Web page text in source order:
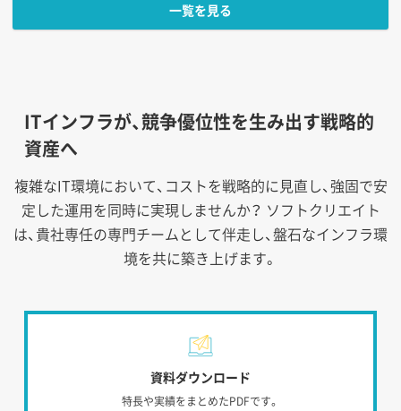
一覧を見る
ITインフラが、競争優位性を生み出す戦略的
資産へ
複雑なIT環境において、コストを戦略的に見直し、強固で安
定した運用を同時に実現しませんか？ ソフトクリエイト
は、貴社専任の専門チームとして伴走し、盤石なインフラ環
境を共に築き上げます。
資料ダウンロード
特長や実績をまとめたPDFです。